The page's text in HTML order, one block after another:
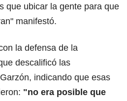
que ubicar la gente para que
manifestó.
la defensa de la
descalificó las
indicando que esas
"no era posible que